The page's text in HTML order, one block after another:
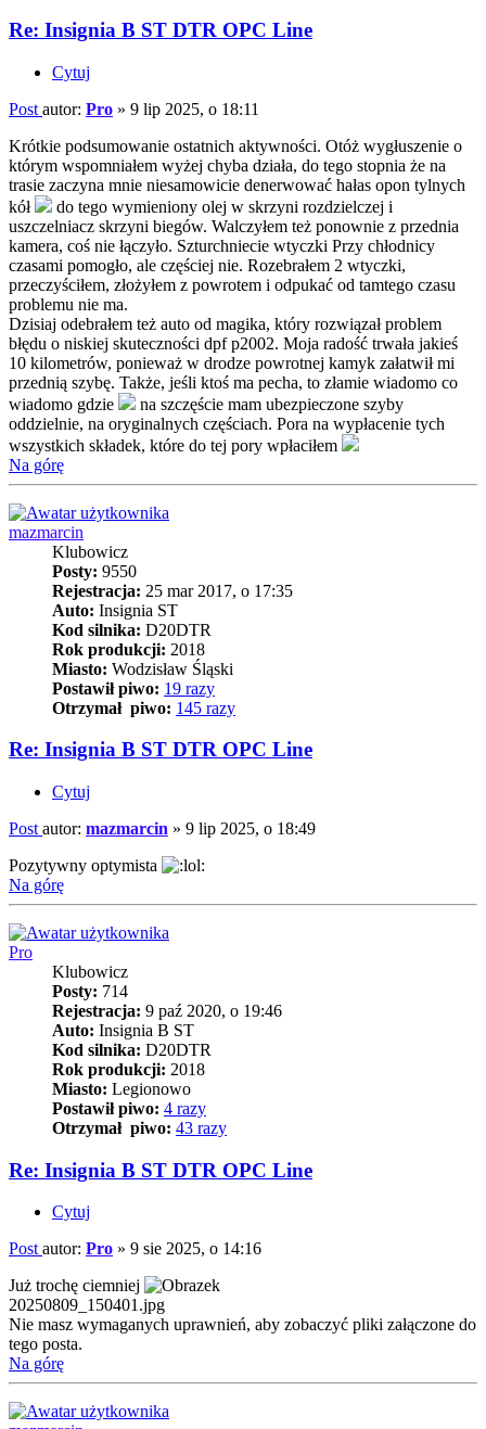
Re: Insignia B ST DTR OPC Line
Cytuj
Post autor: Pro » 9 lip 2025, o 18:11
Krótkie podsumowanie ostatnich aktywności. Otóż wygłuszenie o
którym wspomniałem wyżej chyba działa, do tego stopnia że na
trasie zaczyna mnie niesamowicie denerwować hałas opon tylnych
kół
do tego wymieniony olej w skrzyni rozdzielczej i
uszczelniacz skrzyni biegów. Walczyłem też ponownie z przednia
kamera, coś nie łączyło. Szturchniecie wtyczki Przy chłodnicy
czasami pomogło, ale częściej nie. Rozebrałem 2 wtyczki,
przeczyściłem, złożyłem z powrotem i odpukać od tamtego czasu
problemu nie ma.
Dzisiaj odebrałem też auto od magika, który rozwiązał problem
błędu o niskiej skuteczności dpf p2002. Moja radość trwała jakieś
10 kilometrów, ponieważ w drodze powrotnej kamyk załatwił mi
przednią szybę. Także, jeśli ktoś ma pecha, to złamie wiadomo co
wiadomo gdzie
na szczęście mam ubezpieczone szyby
oddzielnie, na oryginalnych częściach. Pora na wypłacenie tych
wszystkich składek, które do tej pory wpłaciłem
Na górę
mazmarcin
Klubowicz
Posty: 9550
Rejestracja: 25 mar 2017, o 17:35
Auto: Insignia ST
Kod silnika: D20DTR
Rok produkcji: 2018
Miasto: Wodzisław Śląski
Postawił piwo: 19 razy
Otrzymał piwo: 145 razy
Re: Insignia B ST DTR OPC Line
Cytuj
Post autor: mazmarcin » 9 lip 2025, o 18:49
Pozytywny optymista
Na górę
Pro
Klubowicz
Posty: 714
Rejestracja: 9 paź 2020, o 19:46
Auto: Insignia B ST
Kod silnika: D20DTR
Rok produkcji: 2018
Miasto: Legionowo
Postawił piwo: 4 razy
Otrzymał piwo: 43 razy
Re: Insignia B ST DTR OPC Line
Cytuj
Post autor: Pro » 9 sie 2025, o 14:16
Już trochę ciemniej
20250809_150401.jpg
Nie masz wymaganych uprawnień, aby zobaczyć pliki załączone do
tego posta.
Na górę